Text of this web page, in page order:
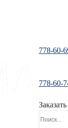
778-60-
778-60-